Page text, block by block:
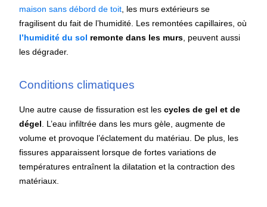
maison sans débord de toit , les murs extérieurs se
fragilisent du fait de l’humidité. Les remontées capillaires, où
l’humidité du sol remonte dans les murs , peuvent aussi
les dégrader.
Conditions climatiques
Une autre cause de fissuration est lescycles de gel et de
dégel. L’eau infiltrée dans les murs gèle, augmente de
volume et provoque l’éclatement du matériau. De plus, les
fissures apparaissent lorsque de fortes variations de
températures entraînent la dilatation et la contraction des
matériaux.